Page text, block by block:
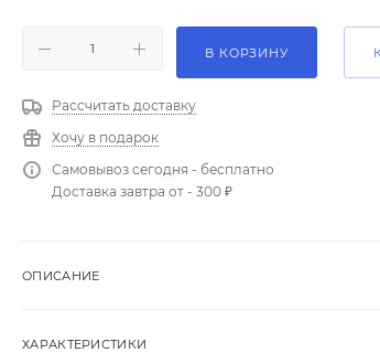
В КОРЗИНУ
Рассчитать доставку
Хочу в подарок
Самовывоз сегодня - бесплатно
Доставка завтра от - 300 ₽
ОПИСАНИЕ
ХАРАКТЕРИСТИКИ